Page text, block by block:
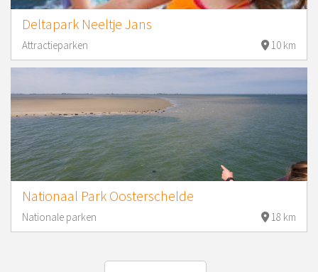
Deltapark Neeltje Jans
Attractieparken 10 km
Nationaal Park Oosterschelde
Nationale parken 18 km